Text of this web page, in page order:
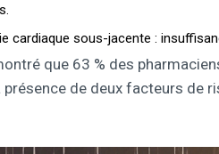
cardiaque sous-jacente :
que 63 % des
présence de deux facteurs de